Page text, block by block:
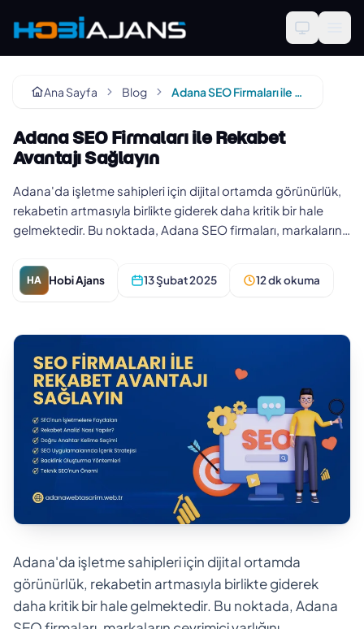
Ana Sayfa Blog Adana SEO Firmaları ile Rekabet Avantajı Sağlayın
Adana SEO Firmaları ile Rekabet
Avantajı Sağlayın
Adana'da işletme sahipleri için dijital ortamda görünürlük,
rekabetin artmasıyla birlikte giderek daha kritik bir hale
gelmektedir. Bu noktada, Adana SEO firmaları, markaların
HA Hobi Ajans 13 Şubat 2025 12 dk okuma
Adana'da işletme sahipleri için dijital ortamda
görünürlük, rekabetin artmasıyla birlikte giderek
daha kritik bir hale gelmektedir. Bu noktada, Adana